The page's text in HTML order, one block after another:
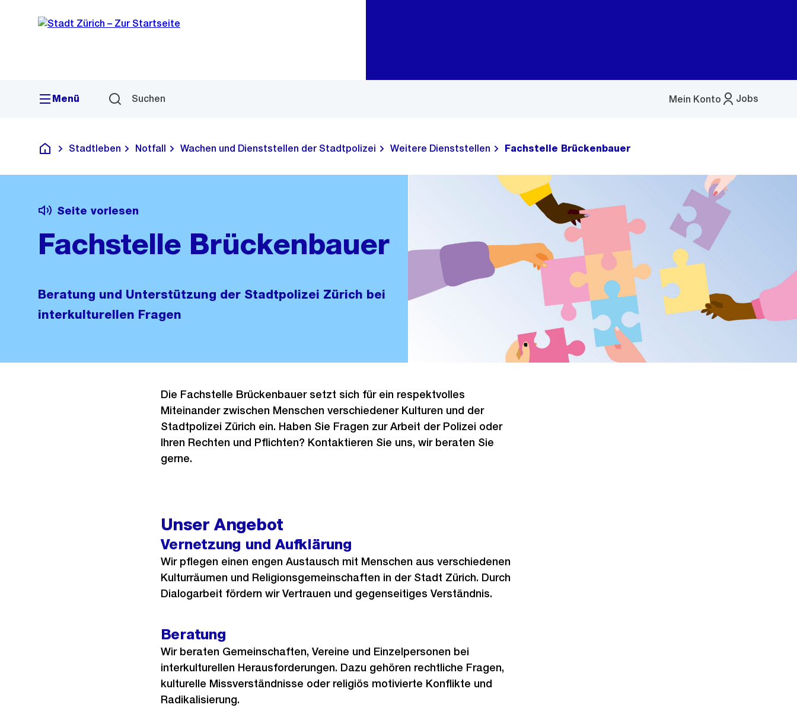
Navigation
Sprunglink
Menü Suchen Jobs
Mein Konto
Menü
Deutsch
Stadtleben Notfall Wachen und Dienststellen der Stadtpolizei Weitere Dienststellen Fachstelle Brückenbauer
Seite vorlesen
Fachstelle Brückenbauer
Beratung und Unterstützung der Stadtpolizei Zürich bei
interkulturellen Fragen
Die Fachstelle Brückenbauer setzt sich für ein respektvolles
Miteinander zwischen Menschen verschiedener Kulturen und der
Stadtpolizei Zürich ein. Haben Sie Fragen zur Arbeit der Polizei oder
Ihren Rechten und Pflichten? Kontaktieren Sie uns, wir beraten Sie
gerne.
Unser Angebot
Vernetzung und Aufklärung
Wir pflegen einen engen Austausch mit Menschen aus verschiedenen
Kulturräumen und Religionsgemeinschaften in der Stadt Zürich. Durch
Dialogarbeit fördern wir Vertrauen und gegenseitiges Verständnis.
Beratung
Wir beraten Gemeinschaften, Vereine und Einzelpersonen bei
interkulturellen Herausforderungen. Dazu gehören rechtliche Fragen,
kulturelle Missverständnisse oder religiös motivierte Konflikte und
Radikalisierung.